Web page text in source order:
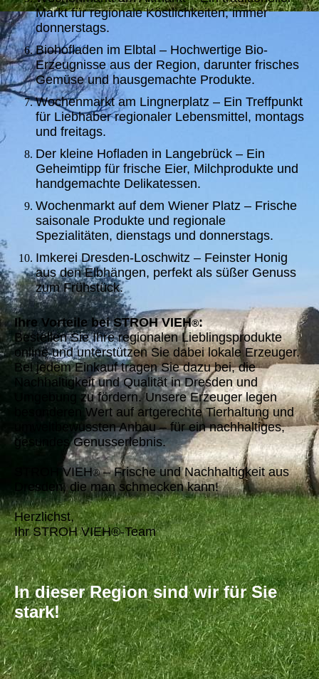
Markt für regionale Köstlichkeiten, immer
donnerstags.
Biohofladen im Elbtal – Hochwertige Bio-
Erzeugnisse aus der Region, darunter frisches
Gemüse und hausgemachte Produkte.
Wochenmarkt am Lingnerplatz – Ein Treffpunkt
für Liebhaber regionaler Lebensmittel, montags
und freitags.
Der kleine Hofladen in Langebrück – Ein
Geheimtipp für frische Eier, Milchprodukte und
handgemachte Delikatessen.
Wochenmarkt auf dem Wiener Platz – Frische
saisonale Produkte und regionale
Spezialitäten, dienstags und donnerstags.
Imkerei Dresden-Loschwitz – Feinster Honig
aus den Elbhängen, perfekt als süßer Genuss
zum Frühstück.
Ihre Vorteile bei STROH VIEH®:
Bestellen Sie Ihre regionalen Lieblingsprodukte
online und unterstützen Sie dabei lokale Erzeuger.
Bei jedem Einkauf tragen Sie dazu bei, die
Nachhaltigkeit und Qualität in Dresden und
Umgebung zu fördern. Unsere Erzeuger legen
besonderen Wert auf artgerechte Tierhaltung und
umweltbewussten Anbau – für ein nachhaltiges,
gesundes Genusserlebnis.
STROH VIEH®– Frische und Nachhaltigkeit aus
Dresden, die man schmecken kann!
Herzlichst,
Ihr STROH VIEH®-Team
In dieser Region sind wir für Sie
stark!